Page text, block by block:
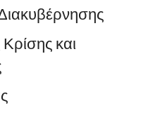
και